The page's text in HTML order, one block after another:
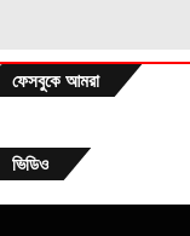
ফেসবুকে আমরা
ভিডিও